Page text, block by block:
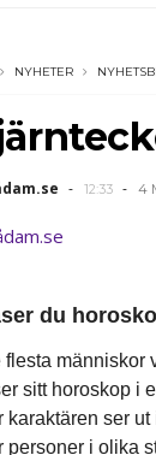
NYHETER
12:33 4
du
flesta människor
sitt horoskop i
karaktären ser
personer i olika